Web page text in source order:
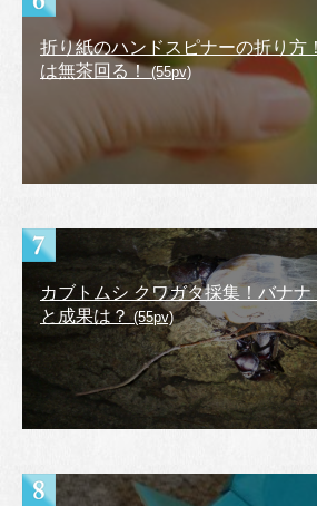
折り紙のハンドスピナーの折り方
は無茶回る！(55pv)
カブトムシ クワガタ採集！バナ
と成果は？(55pv)